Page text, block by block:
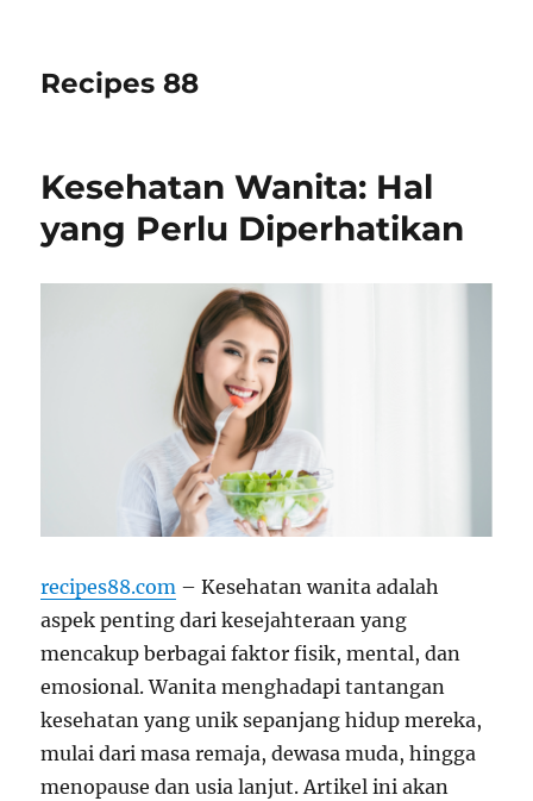
Recipes 88
Kesehatan Wanita: Hal
yang Perlu Diperhatikan
recipes88.com – Kesehatan wanita adalah
aspek penting dari kesejahteraan yang
mencakup berbagai faktor fisik, mental, dan
emosional. Wanita menghadapi tantangan
kesehatan yang unik sepanjang hidup mereka,
mulai dari masa remaja, dewasa muda, hingga
menopause dan usia lanjut. Artikel ini akan